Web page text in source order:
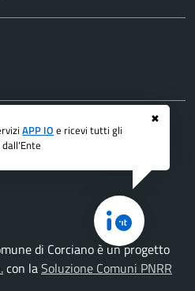
✖
APP IO e ricevi tutti gli
di Corciano è un progetto
con laSoluzione Comuni PNRR